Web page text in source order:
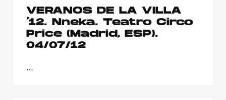
VERANOS DE LA VILLA
’12. Nneka. Teatro Circo
Price (Madrid, ESP).
04/07/12
…